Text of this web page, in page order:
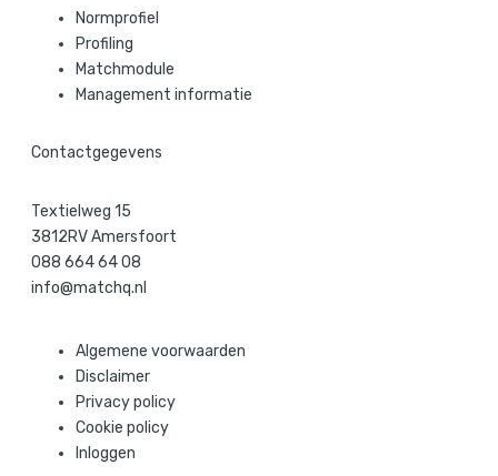
Normprofiel
Profiling
Matchmodule
Management informatie
Contactgegevens
Textielweg 15
3812RV Amersfoort
088 664 64 08
info@matchq.nl
Algemene voorwaarden
Disclaimer
Privacy policy
Cookie policy
Inloggen